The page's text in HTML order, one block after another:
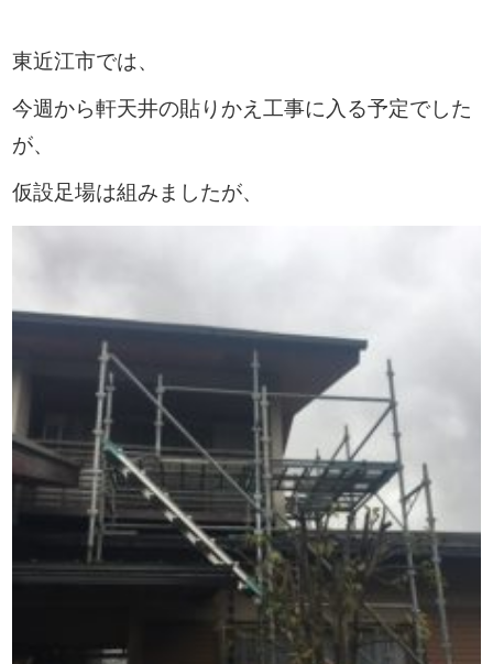
東近江市では、
今週から軒天井の貼りかえ工事に入る予定でした
が、
仮設足場は組みましたが、